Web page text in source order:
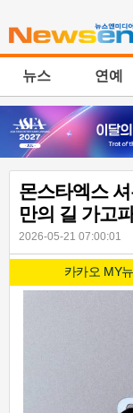
뉴스 연예
몬스타엑스
만의 길 가고
2026-05-21 07:00:01
카카오 MY